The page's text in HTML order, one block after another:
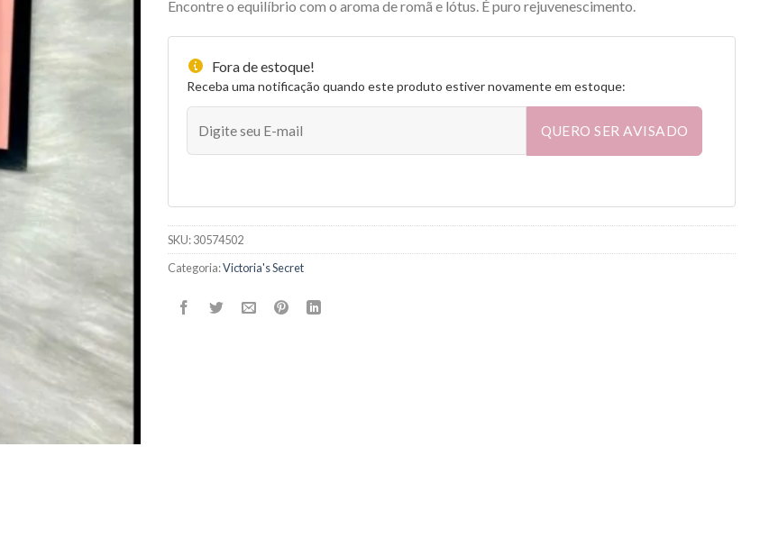
Encontre o equilíbrio com o aroma de romã e lótus. É puro rejuvenescimento.
Fora de estoque!
Receba uma notificação quando este produto estiver novamente em estoque:
QUERO SER AVISADO
SKU:30574502
Categoria:Victoria's Secret